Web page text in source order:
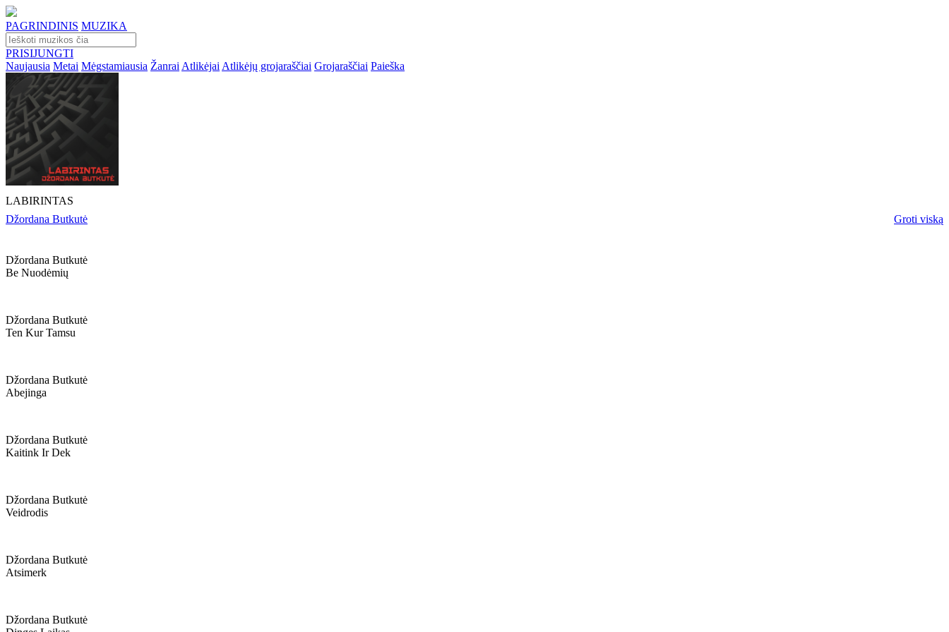
PAGRINDINIS MUZIKA
PRISIJUNGTI
Naujausia Metai Mėgstamiausia Žanrai Atlikėjai Atlikėjų grojaraščiai Grojaraščiai Paieška
LABIRINTAS
Džordana Butkutė
Groti viską
Džordana Butkutė
Be Nuodėmių
Džordana Butkutė
Ten Kur Tamsu
Džordana Butkutė
Abejinga
Džordana Butkutė
Kaitink Ir Dek
Džordana Butkutė
Veidrodis
Džordana Butkutė
Atsimerk
Džordana Butkutė